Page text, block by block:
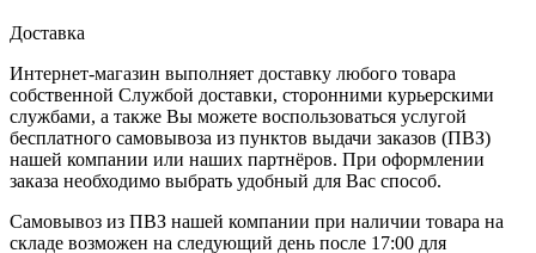
Доставка
Интернет-магазин выполняет доставку любого товара
собственной Службой доставки, сторонними курьерскими
службами, а также Вы можете воспользоваться услугой
бесплатного самовывоза из пунктов выдачи заказов (ПВЗ)
нашей компании или наших партнёров. При оформлении
заказа необходимо выбрать удобный для Вас способ.
Самовывоз из ПВЗ нашей компании при наличии товара на
складе возможен на следующий день после 17:00 для